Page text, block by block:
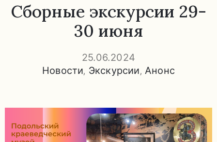
экскурсии
Прейскурант
вопросы
Сборные экскурсии 29-
30 июня
25.06.2024
Новости‚ Экскурсии‚Анонс